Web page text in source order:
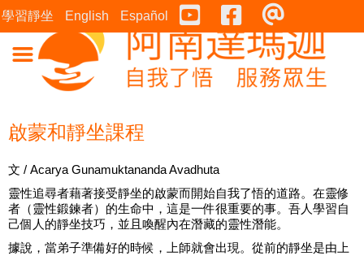
學習靜坐 English Español Youtube Facebook
啟蒙和靜坐課程
文 / Acarya Gunamuktananda Avadhuta
靈性追尋者藉著接受靜坐的啟蒙而開始自我了悟的道路。在靈修
者（靈性鍛鍊者）的生命中，這是一件很重要的事。吾人學習自
己個人的靜坐技巧，並且喚醒內在潛藏的靈性潛能。
據說，當弟子準備好的時候，上師就會出現。從前的靜坐是由上